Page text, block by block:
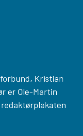
Kristian
er Ole-Martin
redaktørplakaten